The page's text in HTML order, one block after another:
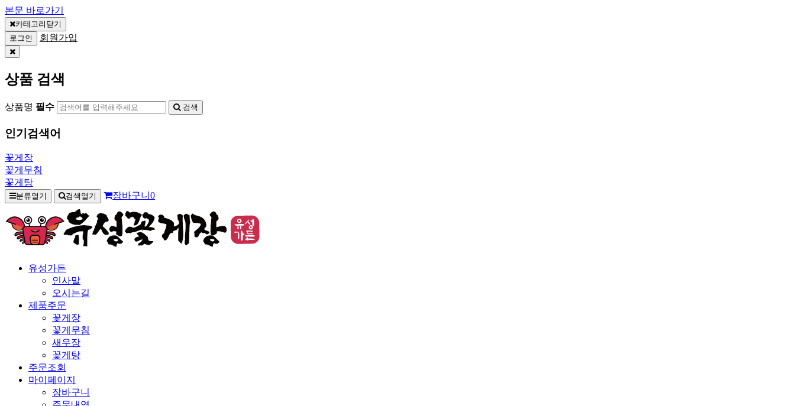
본문 바로가기
카테고리닫기
로그인
회원가입
상품 검색
상품명 필수 검색
인기검색어
꽃게장
꽃게무침
꽃게탕
분류열기 검색열기 장바구니 0
유성가든
인사말
오시는길
제품주문
꽃게장
꽃게무침
새우장
꽃게탕
주문조회
마이페이지
장바구니